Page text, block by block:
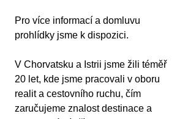
Pro více informací a domluvu
prohlídky jsme k dispozici.
V Chorvatsku a Istrii jsme žili téměř
20 let, kde jsme pracovali v oboru
realit a cestovního ruchu, čím
zaručujeme znalost destinace a